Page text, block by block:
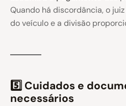
Quando há discordância, o
do veículo e a divisão
5️⃣ Cuidados e
necessários